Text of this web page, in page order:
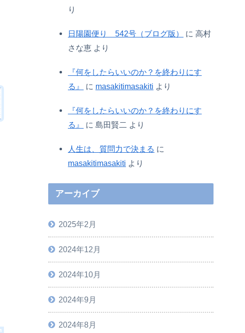
り
日陽園便り 542号（ブログ版） に 高村
さな恵 より
『何をしたらいいのか？を終わりにす
る』
に masakitimasakiti より
『何をしたらいいのか？を終わりにす
る』
に 島田賢二 より
人生は、質問力で決まる に
masakitimasakiti より
アーカイブ
2025年2月
2024年12月
2024年10月
2024年9月
2024年8月